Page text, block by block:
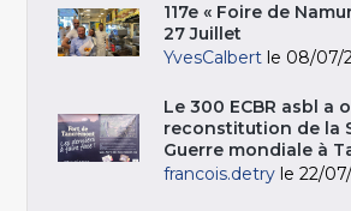
117e « Foire de
27 Juillet
YvesCalbert le 08/07/
Le 300 ECBR asbl a
reconstitution de la
Guerre mondiale à
francois.detry le 22/